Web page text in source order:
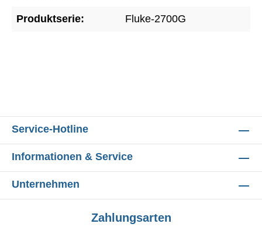
Produktserie: Fluke-2700G
Service-Hotline
Informationen & Service
Unternehmen
Zahlungsarten